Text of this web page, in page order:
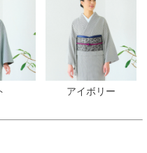
アイボリー